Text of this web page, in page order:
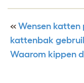
« Wensen katten
kattenbak
Waarom kippen